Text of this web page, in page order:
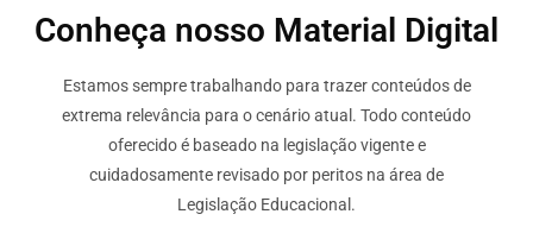
Conheça nosso Material Digital
Estamos sempre trabalhando para trazer conteúdos de
extrema relevância para o cenário atual. Todo conteúdo
oferecido é baseado na legislação vigente e
cuidadosamente revisado por peritos na área de
Legislação Educacional.